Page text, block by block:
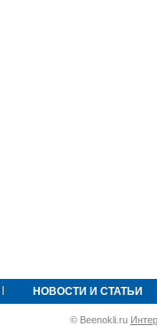
НОВОСТИ И СТАТЬИ
© Beenokli.ru